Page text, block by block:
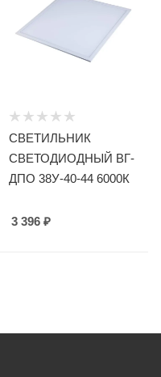
СВЕТИЛЬНИК
СВЕТОДИОДНЫЙ ВГ-
ДПО 38У-40-44 6000К
3 396 ₽